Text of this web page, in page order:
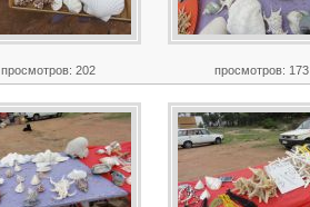
просмотров: 202 просмотров: 173